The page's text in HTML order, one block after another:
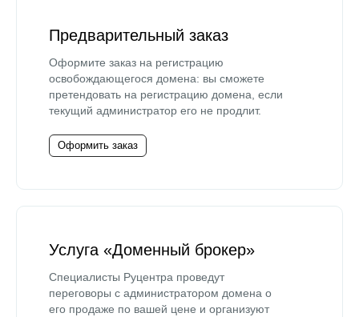
Предварительный заказ
Оформите заказ на регистрацию
освобождающегося домена: вы сможете
претендовать на регистрацию домена, если
текущий администратор его не продлит.
Оформить заказ
Услуга «Доменный брокер»
Специалисты Руцентра проведут
переговоры с администратором домена о
его продаже по вашей цене и организуют